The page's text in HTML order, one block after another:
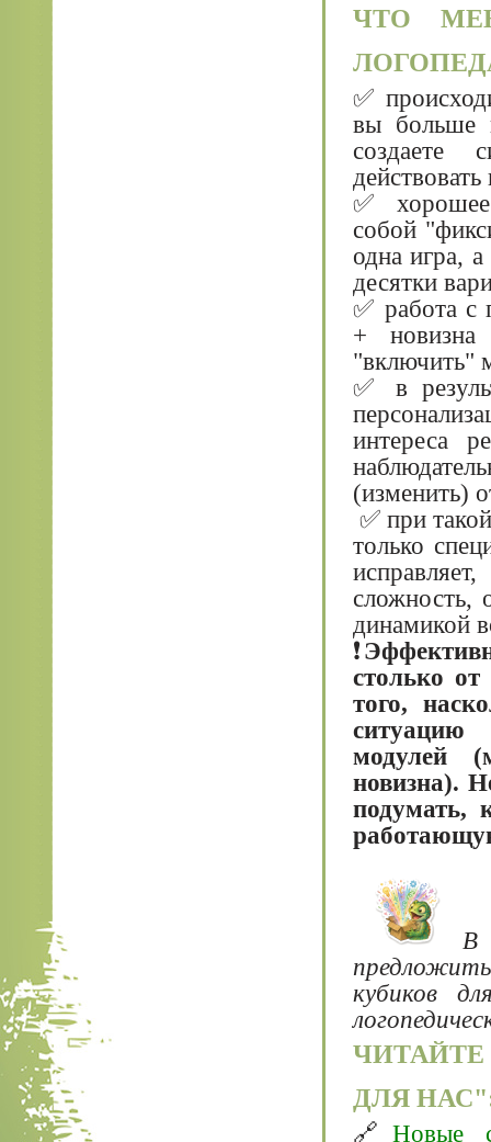
ЧТО
✅
вы больше
создаете
✅ хорошее
собой
одна игра,
десятки
✅ работа с
+ новизна
"включить"
✅ в
интереса
(изменить)
✅ при
только
сложность,
динамикой
❗
столько
того,
ситуацию
модулей
новизна).
подумать,
В
кубиков
ДЛЯ
🔗Новые